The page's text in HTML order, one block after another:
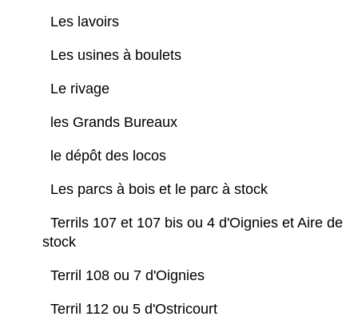
Les lavoirs
Les usines à boulets
Le rivage
les Grands Bureaux
le dépôt des locos
Les parcs à bois et le parc à stock
Terrils 107 et 107 bis ou 4 d'Oignies et Aire de
stock
Terril 108 ou 7 d'Oignies
Terril 112 ou 5 d'Ostricourt